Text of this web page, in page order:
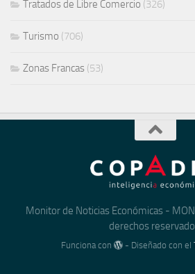
Tratados de Libre Comercio (326)
Turismo (706)
Zonas Francas (53)
Monitor de Noticias Económicas -
derechos
Funciona con - Diseñado con el